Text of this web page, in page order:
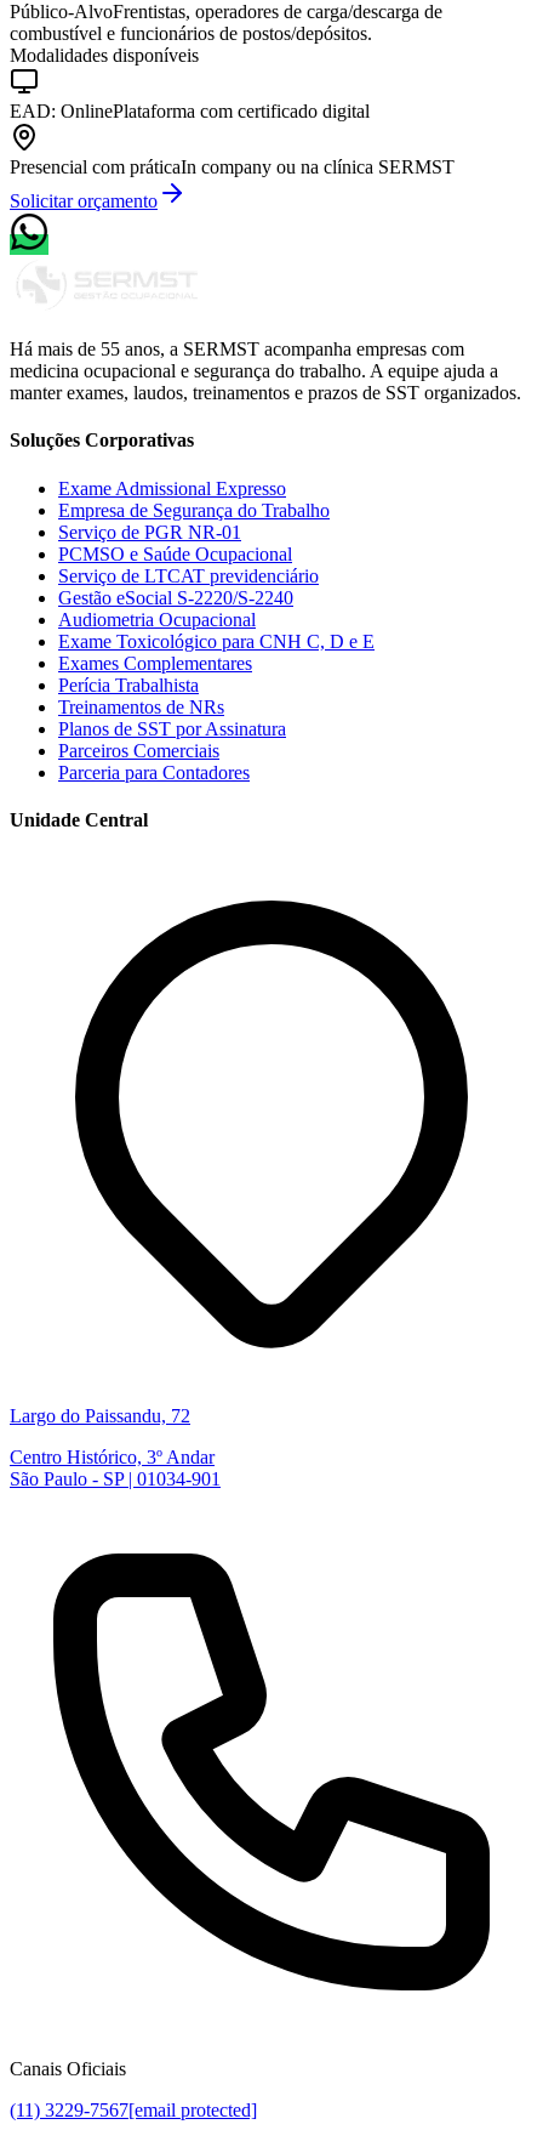
Público-AlvoFrentistas, operadores de carga/descarga de
combustível e funcionários de postos/depósitos.
Modalidades disponíveis
EAD: OnlinePlataforma com certificado digital
Presencial com práticaIn company ou na clínica SERMST
Solicitar orçamento
Há mais de 55 anos, a SERMST acompanha empresas com
medicina ocupacional e segurança do trabalho. A equipe ajuda a
manterexames, laudos, treinamentos e prazos de SST organizados.
Soluções Corporativas
Exame Admissional Expresso
Empresa de Segurança do Trabalho
Serviço de PGR NR-01
PCMSO e Saúde Ocupacional
Serviço de LTCAT previdenciário
Gestão eSocial S-2220/S-2240
Audiometria Ocupacional
Exame Toxicológico para CNH C, D e E
Exames Complementares
Perícia Trabalhista
Treinamentos de NRs
Planos de SST por Assinatura
Parceiros Comerciais
Parceria para Contadores
Unidade Central
Largo do Paissandu, 72
Centro Histórico, 3º Andar
São Paulo - SP | 01034-901
Canais Oficiais
(11) 3229-7567[email protected]